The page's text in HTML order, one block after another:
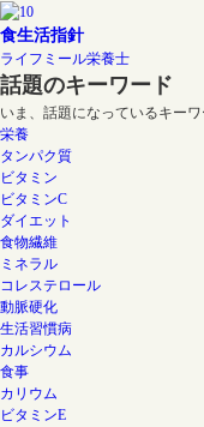
食生活指針
ライフミール栄養士
話題のキーワード
いま、話題になっているキーワ
栄養
タンパク質
ビタミン
ビタミンC
ダイエット
食物繊維
ミネラル
コレステロール
動脈硬化
生活習慣病
カルシウム
食事
カリウム
ビタミンE